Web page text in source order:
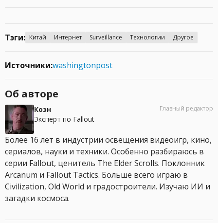
Тэги: Китай Интернет Surveillance Технологии Другое
Источники:washingtonpost
Об авторе
Коэн
Эксперт по Fallout
Главный редактор
Более 16 лет в индустрии освещения видеоигр, кино,
сериалов, науки и техники. Особенно разбираюсь в
серии Fallout, ценитель The Elder Scrolls. Поклонник
Arcanum и Fallout Tactics. Больше всего играю в
Civilization, Old World и градостроители. Изучаю ИИ и
загадки космоса.